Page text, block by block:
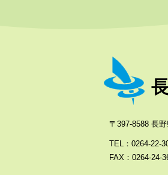
〒397-8588 長
TEL：0264-22-
FAX：0264-24-